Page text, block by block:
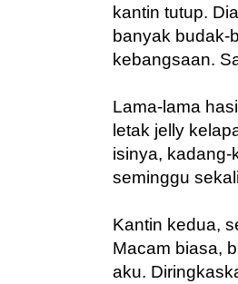
kantin tutup.
banyak budak-
kebangsaan.
Lama-lama
letak jelly
isinya, kadang-
seminggu
Kantin kedua,
Macam biasa,
aku.